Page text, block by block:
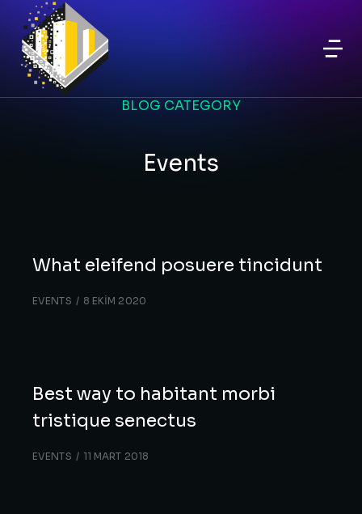
BLOG CATEGORY
Events
What eleifend posuere tincidunt
EVENTS 8 EKIM 2020
Best way to habitant morbi
tristique senectus
EVENTS 11 MART 2018